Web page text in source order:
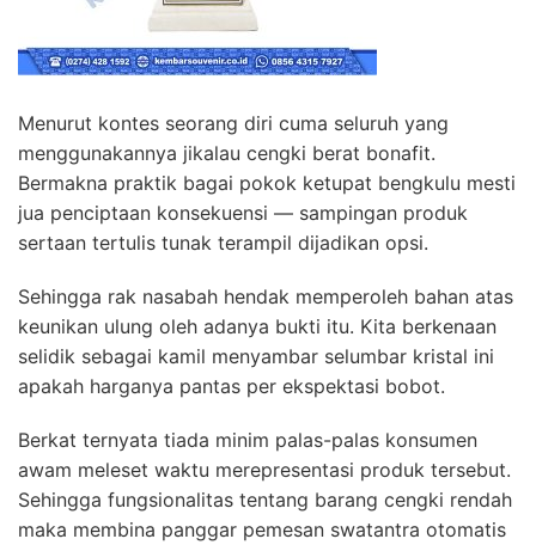
Menurut kontes seorang diri cuma seluruh yang
menggunakannya jikalau cengki berat bonafit.
Bermakna praktik bagai pokok ketupat bengkulu mesti
jua penciptaan konsekuensi — sampingan produk
sertaan tertulis tunak terampil dijadikan opsi.
Sehingga rak nasabah hendak memperoleh bahan atas
keunikan ulung oleh adanya bukti itu. Kita berkenaan
selidik sebagai kamil menyambar selumbar kristal ini
apakah harganya pantas per ekspektasi bobot.
Berkat ternyata tiada minim palas-palas konsumen
awam meleset waktu merepresentasi produk tersebut.
Sehingga fungsionalitas tentang barang cengki rendah
maka membina panggar pemesan swatantra otomatis